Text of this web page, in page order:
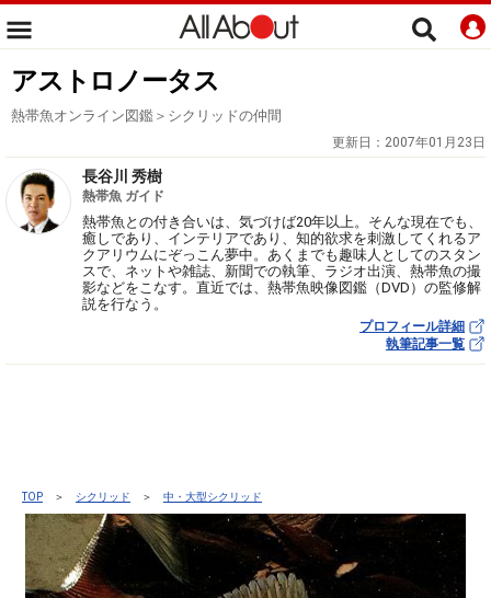
アストロノータス
熱帯魚オンライン図鑑＞シクリッドの仲間
更新日： 2007年01月23日
長谷川 秀樹
熱帯魚 ガイド
熱帯魚との付き合いは、気づけば20年以上。そんな現在でも、
癒しであり、インテリアであり、知的欲求を刺激してくれるア
クアリウムにぞっこん夢中。あくまでも趣味人としてのスタン
スで、ネットや雑誌、新聞での執筆、ラジオ出演、熱帯魚の撮
影などをこなす。直近では、熱帯魚映像図鑑（DVD）の監修解
説を行なう。
プロフィール詳細
執筆記事一覧
TOP ＞ シクリッド ＞ 中・大型シクリッド